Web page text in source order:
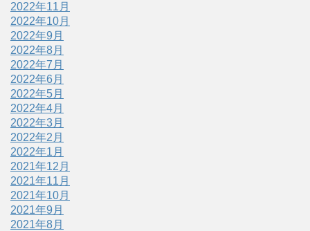
2022年11月
2022年10月
2022年9月
2022年8月
2022年7月
2022年6月
2022年5月
2022年4月
2022年3月
2022年2月
2022年1月
2021年12月
2021年11月
2021年10月
2021年9月
2021年8月